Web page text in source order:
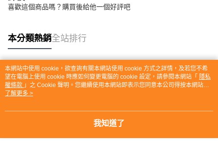
喜歡這個商品嗎？購買後給他一個好評吧
本分類熱銷全站排行
熱門標籤
本網站中使用 cookie，欲查詢有關本網站使用 cookie 方式之詳情，及若您不希
望在電腦上使用 cookie 時應如何變更電腦的 cookie 設定，請參閱本網站「 隱私
權條款 」之 Cookie 聲明。您繼續使用本網站即表示您同意本公司得按本網站使
用條款之 Cookie 聲明使用 cookie。
了解更多 >
我知道了